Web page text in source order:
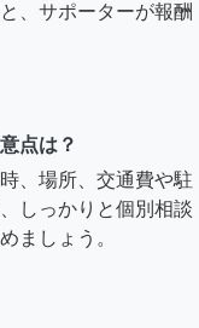
、サポーターが報酬
点は？
、場所、交通費や駐
しっかりと個別相談
ましょう。